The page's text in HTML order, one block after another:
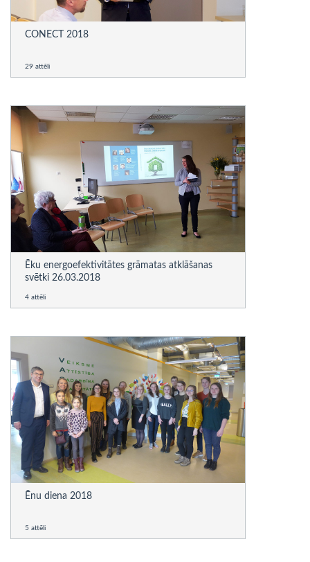
CONECT 2018
29 attēli
Ēku energoefektivitātes grāmatas atklāšanas
svētki 26.03.2018
4 attēli
Ēnu diena 2018
5 attēli